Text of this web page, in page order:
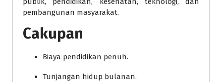
pembangunan masyarakat.
Cakupan
Biaya pendidikan penuh.
Tunjangan hidup bulanan.